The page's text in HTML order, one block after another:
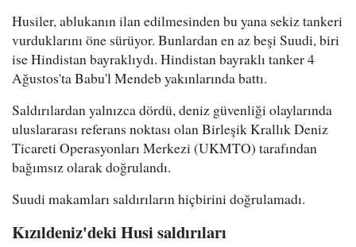
Husiler, ablukanın ilan edilmesinden bu yana sekiz tankeri
vurduklarını öne sürüyor. Bunlardan en az beşi Suudi, biri
ise Hindistan bayraklıydı. Hindistan bayraklı tanker 4
Ağustos'ta Babu'l Mendeb yakınlarında battı.
Saldırılardan yalnızca dördü, deniz güvenliği olaylarında
uluslararası referans noktası olan Birleşik Krallık Deniz
Ticareti Operasyonları Merkezi (UKMTO) tarafından
bağımsız olarak doğrulandı.
Suudi makamları saldırıların hiçbirini doğrulamadı.
Kızıldeniz'deki Husi saldırıları